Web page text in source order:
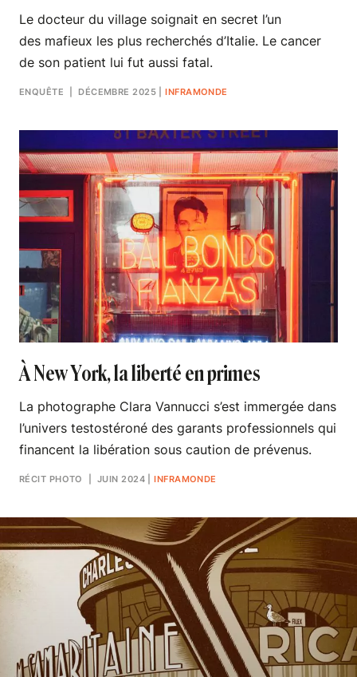
Le docteur du village soignait en secret l’un
des mafieux les plus recherchés d’Italie. Le cancer
de son patient lui fut aussi fatal.
ENQUÊTE | DÉCEMBRE 2025 |INFRAMONDE
À New York, la liberté en primes
La photographe Clara Vannucci s’est immergée dans
l’univers testostéroné des garants professionnels qui
financent la libération sous caution de prévenus.
RÉCIT PHOTO | JUIN 2024 |INFRAMONDE